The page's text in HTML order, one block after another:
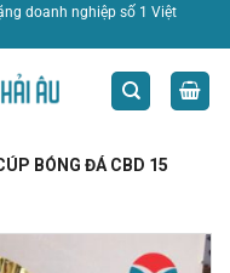
doanh nghiệp số 1 Việt
BÓNG ĐÁ CBD 15